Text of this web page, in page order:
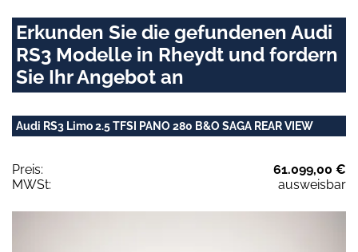
Erkunden Sie die gefundenen Audi
RS3 Modelle in Rheydt und fordern
Sie Ihr Angebot an
Audi RS3 Limo 2.5 TFSI PANO 280 B&O SAGA REAR VIEW
Preis:
61.099,00 €
MWSt:
ausweisbar